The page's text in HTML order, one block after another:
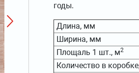
годы.
Длина, мм
Ширина, мм
Площаль 1 шт., м2
Количество в